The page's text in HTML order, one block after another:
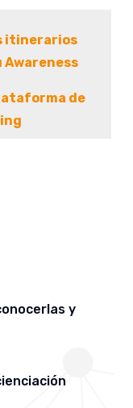
y
itinerarios
de